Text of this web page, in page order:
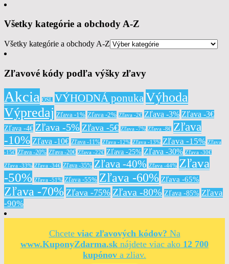
Všetky kategórie a obchody A-Z
Všetky kategórie a obchody A-Z
Zľavové kódy podľa výšky zľavy
Akcia OSL VÝHODNÁ ponukaVýhoda
Výpredaj Zľava -1% Zľava -2% Zľava -2€ Zľava -3% Zľava -3€
Zľava -4€ Zľava -5% Zľava -5€ Zľava -7% Zľava -8€ Zľava
-10% Zľava -10€ Zľava -11% Zľava -12% Zľava -13% Zľava -15% Zľava
-15€ Zľava -20% Zľava -20€ Zľava -22€ Zľava -25% Zľava -30% Zľava -30€
Zľava -33% Zľava -34€ Zľava -35% Zľava -40% Zľava -44% Zľava
-50% Zľava -51% Zľava -55% Zľava -60% Zľava -65%
Zľava -70% Zľava -75% Zľava -80% Zľava -85% Zľava
-90%
Chcete viac zľavových kódov? Na
www.KuponyZdarma.sk nájdete viac ako 12 700
kupónov a zliav.